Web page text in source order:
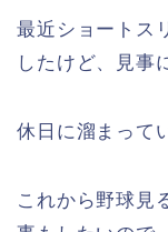
最近ショートス
したけど、見事
休日に溜まって
これから野球見